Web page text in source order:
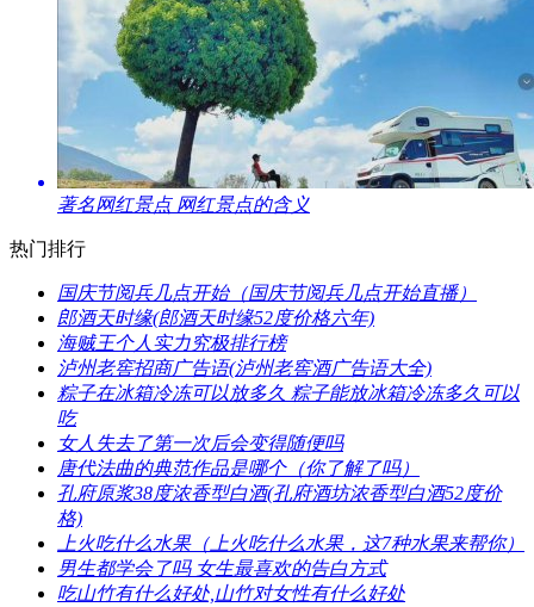
​著名网红景点 网红景点的含义
热门排行
​国庆节阅兵几点开始（国庆节阅兵几点开始直播）
​郎酒天时缘(郎酒天时缘52度价格六年)
​海贼王个人实力究极排行榜
​泸州老窖招商广告语(泸州老窖酒广告语大全)
​粽子在冰箱冷冻可以放多久 粽子能放冰箱冷冻多久可以
吃
​女人失去了第一次后会变得随便吗
​唐代法曲的典范作品是哪个（你了解了吗）
​孔府原浆38度浓香型白酒(孔府酒坊浓香型白酒52度价
格)
​上火吃什么水果（上火吃什么水果，这7种水果来帮你）
​男生都学会了吗 女生最喜欢的告白方式
​吃山竹有什么好处,山竹对女性有什么好处